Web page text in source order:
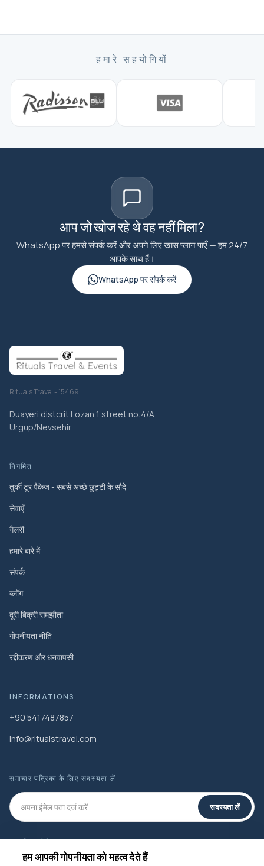
हमारे सहयोगियों
आप जो खोज रहे थे वह नहीं मिला?
WhatsApp पर हमसे संपर्क करें और अपने लिए खास प्लान पाएँ — हम 24/7
आपके साथ हैं।
WhatsApp पर संपर्क करें
Rituals Travel - 15469
Duayeri distcrit Lozan 1 street no:4/A
Urgup/Nevsehir
निगमित
तुर्की टूर पैकेज - सबसे अच्छे छुट्टी के सौदे
सेवाएँ
गैलरी
हमारे बारे में
संपर्क
ब्लॉग
दूरी बिक्री समझौता
गोपनीयता नीति
रद्दीकरण और धनवापसी
INFORMATIONS
+90 5417487857
info@ritualstravel.com
समाचार पत्रिका के लिए सदस्यता लें
सदस्यता लें
सामाजिक मीडिया
हम आपकी गोपनीयता को महत्व देते हैं